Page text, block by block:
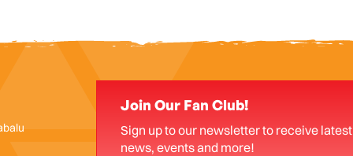
Join Our Fan Club!
Sign up to our newsletter to receive latest
news, events and more!